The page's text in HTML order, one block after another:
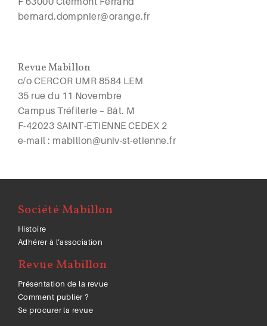
bernard.dompnier@orange.fr
Revue Mabillon
c/o CERCOR UMR 8584 LEM
35 rue du 11 Novembre
Campus Tréfilerie – Bât. M
F-42023 SAINT-ETIENNE CEDEX 2
e-mail : mabillon@univ-st-etienne.fr
Société Mabillon
Histoire
Adhérer à l’association
Revue Mabillon
Présentation de la revue
Comment publier ?
Se procurer la revue